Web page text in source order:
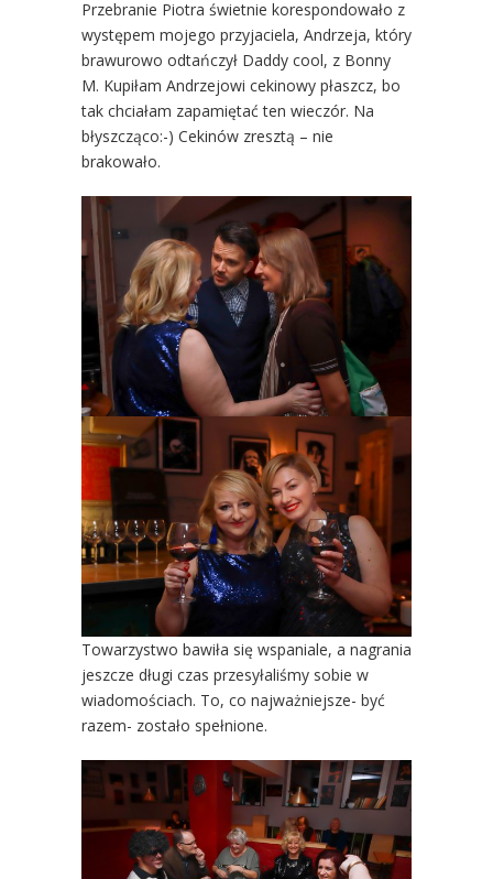
Przebranie Piotra świetnie korespondowało z
występem mojego przyjaciela, Andrzeja, który
brawurowo odtańczył Daddy cool, z Bonny
M. Kupiłam Andrzejowi cekinowy płaszcz, bo
tak chciałam zapamiętać ten wieczór. Na
błyszcząco:-) Cekinów zresztą – nie
brakowało.
Towarzystwo bawiła się wspaniale, a nagrania
jeszcze długi czas przesyłaliśmy sobie w
wiadomościach. To, co najważniejsze- być
razem- zostało spełnione.